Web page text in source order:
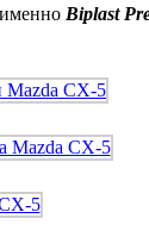
Biplast